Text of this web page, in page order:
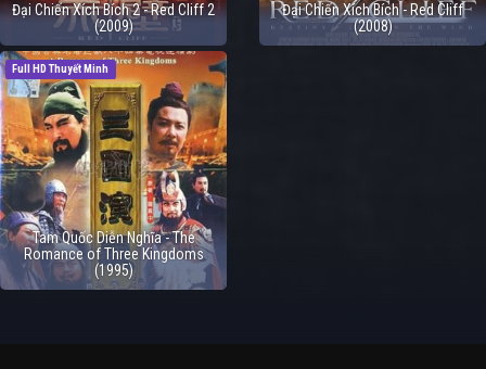
Đại Chiến Xích Bích 2 - Red Cliff 2
(2009)
Đại Chiến Xích Bích - Red Cliff
(2008)
Full HD Thuyết Minh
Tam Quốc Diễn Nghĩa - The
Romance of Three Kingdoms
(1995)